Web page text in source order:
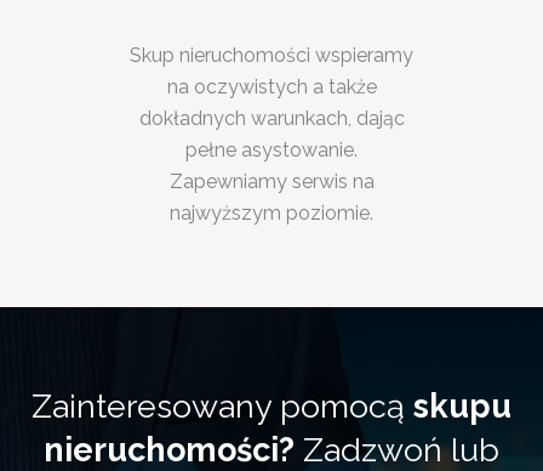
Skup nieruchomości wspieramy
na oczywistych a także
dokładnych warunkach, dając
pełne asystowanie.
Zapewniamy serwis na
najwyższym poziomie.
Zainteresowany pomocą skupu
nieruchomości? Zadzwoń lub